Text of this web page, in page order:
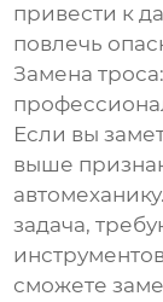
привести к
повлечь
Замена
Если вы
выше
задача,
сможете